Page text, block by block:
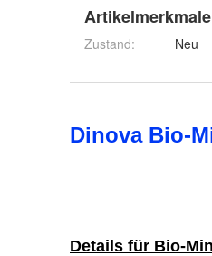
Artikelmerkmale
Zustand: Neu